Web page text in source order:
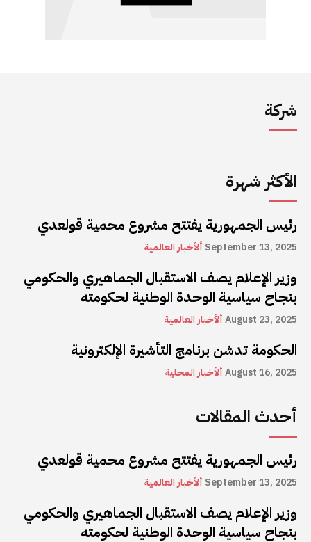
شركة
الأكثر شهرة
رئيس الجمهورية يفتتح مشروع محمية قولعدي
ألأخبار العالمية September 13, 2025
وزير الإعلام يصف الاستقبال الجماهيري والحكومي
بنجاح سياسية الوحدة الوطنية لحكومته
ألأخبار العالميةAugust 23, 2025
الحكومة تدشن برنامج التأشيرة الإلكترونية
ألأخبار المحليةAugust 16, 2025
أحدث المقالات
رئيس الجمهورية يفتتح مشروع محمية قولعدي
ألأخبار العالمية September 13, 2025
وزير الإعلام يصف الاستقبال الجماهيري والحكومي
بنجاح سياسية الوحدة الوطنية لحكومته